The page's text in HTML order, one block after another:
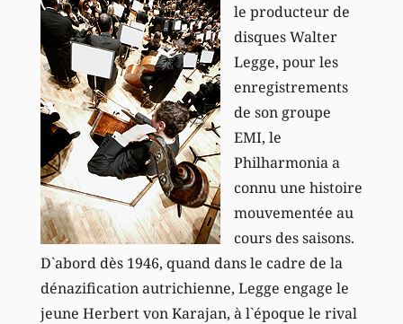
le producteur de
disques Walter
Legge, pour les
enregistrements
de son groupe
EMI, le
Philharmonia a
connu une histoire
mouvementée au
cours des saisons.
D`abord dès 1946, quand dans le cadre de la
dénazification autrichienne, Legge engage le
jeune Herbert von Karajan, à l`époque le rival